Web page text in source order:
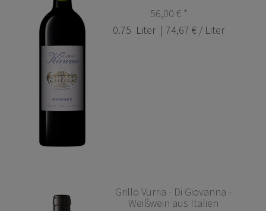
56,00 € *
0.75 Liter | 74,67 € / Liter
Grillo Vurria - Di Giovanna -
Weißwein aus Italien